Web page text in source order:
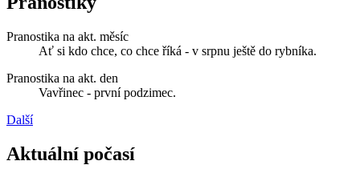
Pranostika na akt. měsíc
Ať si kdo chce, co chce říká - v srpnu ještě do rybníka.
Pranostika na akt. den
Vavřinec - první podzimec.
Další
Aktuální počasí